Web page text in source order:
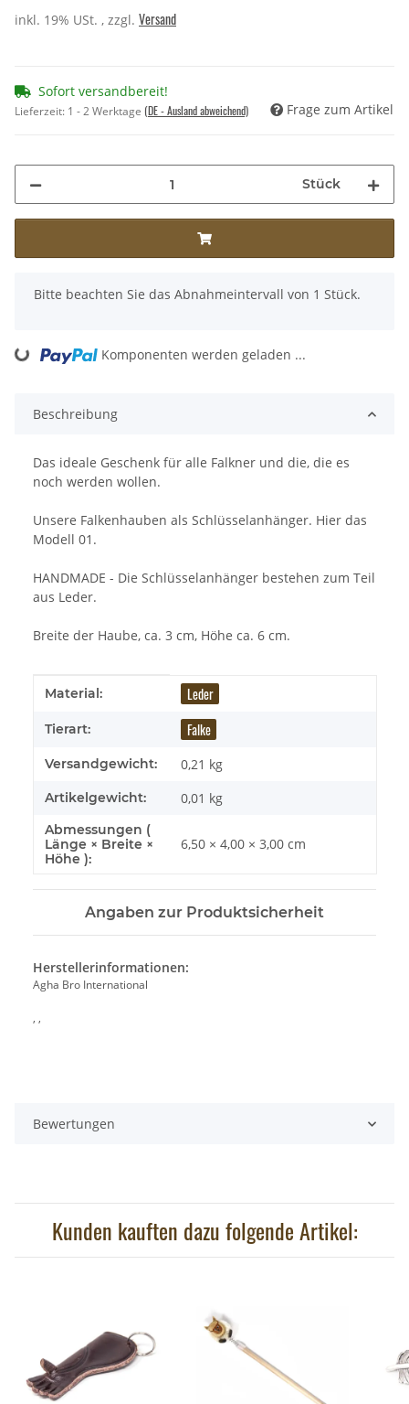
inkl. 19% USt. , zzgl. Versand
Sofort versandbereit!
Lieferzeit: 1 - 2 Werktage (DE - Ausland abweichend) Frage zum Artikel
Stück
x
Bitte beachten Sie das Abnahmeintervall von 1 Stück.
Komponenten werden geladen ...
Beschreibung
Das ideale Geschenk für alle Falkner und die, die es
noch werden wollen.
Unsere Falkenhauben als Schlüsselanhänger. Hier das
Modell 01.
HANDMADE - Die Schlüsselanhänger bestehen zum Teil
aus Leder.
Breite der Haube, ca. 3 cm, Höhe ca. 6 cm.
Produkteigenschaft
Wert
Material: Leder
Tierart: Falke
Versandgewicht: 0,21 kg
Artikelgewicht: 0,01 kg
Abmessungen (
Länge × Breite ×
Höhe ):
6,50 × 4,00 × 3,00 cm
Angaben zur Produktsicherheit
Herstellerinformationen:
Agha Bro International
, ,
Bewertungen
Kunden kauften dazu folgende Artikel: